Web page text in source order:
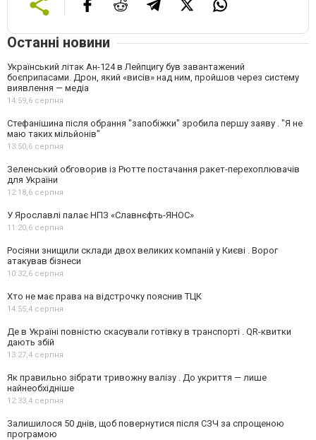
Останні новини
Український літак Ан-124 в Лейпцигу був завантажений
боєприпасами. Дрон, який «висів» над ним, пройшов через систему
виявлення — медіа
14:59,6 серпня
Стефанішина після обрання "запобіжки" зробила першу заяву . "Я не
маю таких мільйонів"
13:50,6 серпня
Зеленський обговорив із Рютте постачання ракет-перехоплювачів
для України
12:18,6 серпня
У Ярославлі палає НПЗ «Славнєфть-ЯНОС»
11:20,6 серпня
Росіяни знищили склади двох великих компаній у Києві . Ворог
атакував бізнеси
10:32,6 серпня
Хто не має права на відстрочку пояснив ТЦК
14:55,4 серпня
Де в Україні повністю скасували готівку в транспорті . QR-квитки
дають збій
13:27,4 серпня
Як правильно зібрати тривожну валізу . До укриття — лише
найнеобхідніше
12:33,4 серпня
Залишилося 50 днів, щоб повернутися після СЗЧ за спрощеною
програмою